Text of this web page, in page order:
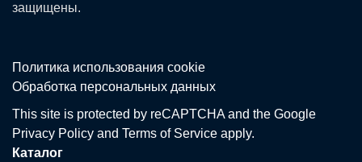
защищены.
Политика использования сookie
Обработка персональных данных
This site is protected by reCAPTCHA and the Google
Privacy Policy and Terms of Service apply.
Каталог